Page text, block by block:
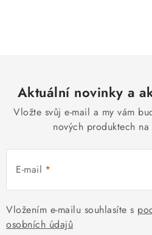
a
c
p
r
v
k
y
v
Aktuální novinky a
Vložte svůj e-mail a my vám
nových produktech na
E-mail
Vložením e-mailu souhlasíte s
osobních údajů